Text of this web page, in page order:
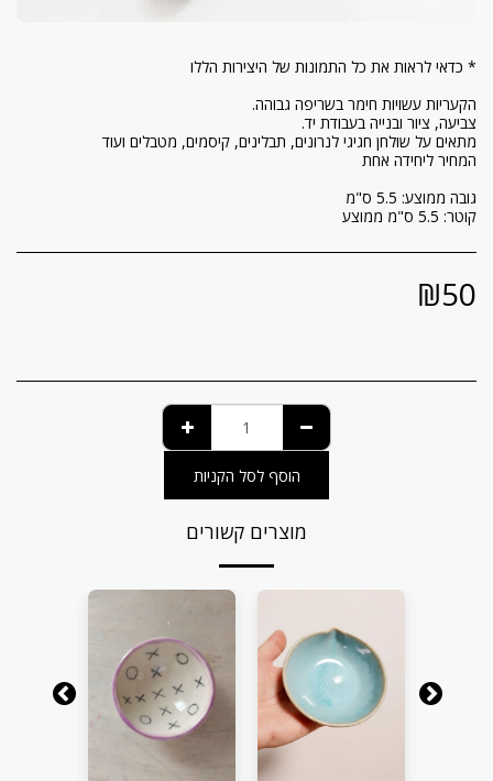
קוטר: 5.5 ס"מ ממוצע
₪50
הוסף לסל הקניות
מוצרים קשורים